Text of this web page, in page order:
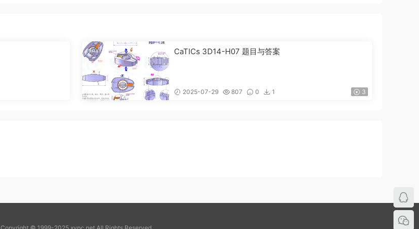
CaTICs 3D14-H07 题目与答案
2025-07-29 807 0 1 3